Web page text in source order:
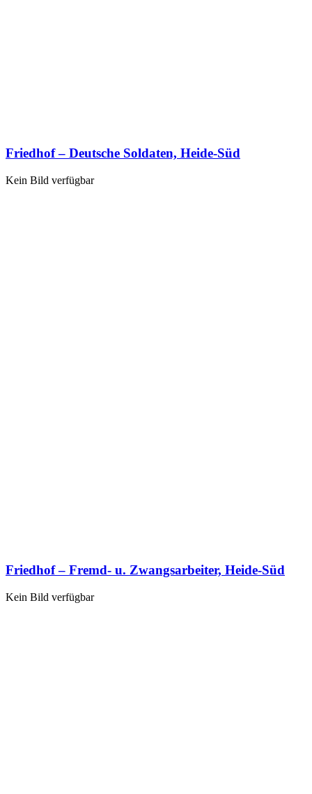
Friedhof – Deutsche Soldaten, Heide-Süd
Kein Bild verfügbar
Friedhof – Fremd- u. Zwangsarbeiter, Heide-Süd
Kein Bild verfügbar